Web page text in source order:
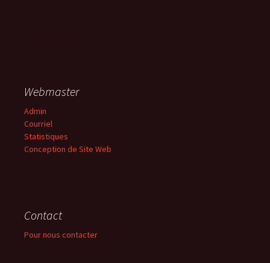
Webmaster
Admin
Courriel
Statistiques
Conception de Site Web
Contact
Pour nous contacter